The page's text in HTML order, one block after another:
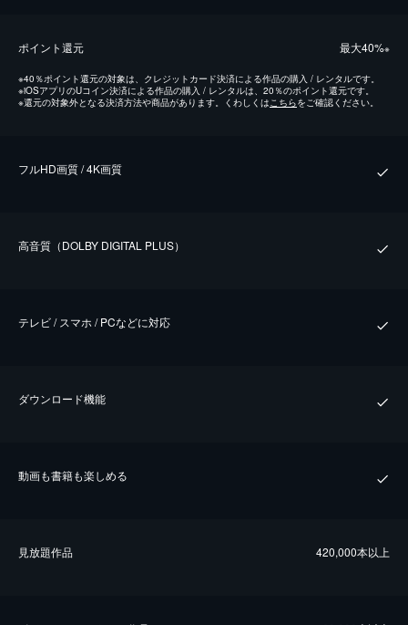
ポイント還元 最⼤40%※
※40％ポイント還元の対象は、クレジットカード決済による作品の購入 / レンタルです。
※iOSアプリのUコイン決済による作品の購入 / レンタルは、20％のポイント還元です。
※還元の対象外となる決済方法や商品があります。くわしくはこちらをご確認ください。
フルHD画質 / 4K画質
⾼⾳質（DOLBY DIGITAL PLUS）
テレビ / スマホ / PCなどに対応
ダウンロード機能
動画も書籍も楽しめる
⾒放題作品 420,000本以上